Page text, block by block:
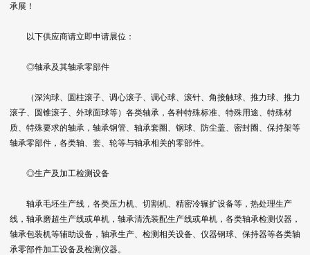
承展！
以下供应商请立即申请展位：
◎轴承及其轴承零部件
（深沟球、圆柱滚子、调心滚子、调心球、滚针、角接触球、推力球、推力
滚子、圆锥滚子、外球面球等）各类轴承，各种特殊标准、特殊用途、特殊材
质、特殊要求的轴承，轴承钢管、轴承套圈、钢球、防尘盖、密封圈、保持架等
轴承零部件，各类轴、套、轮等与轴承相关的零部件。
◎生产及加工检测设备
轴承毛坯生产线，各类压力机、切割机、精密冷辗扩设备等，热处理生产
线，轴承磨超生产线或单机，轴承清洗装配生产线或单机，各类轴承检测仪器，
轴承包装机等辅助设备，轴承生产、检测相关设备、仪器钢球、保持器等各类轴
承零部件加工设备及检测仪器。